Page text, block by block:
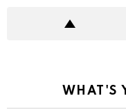
WHAT'S